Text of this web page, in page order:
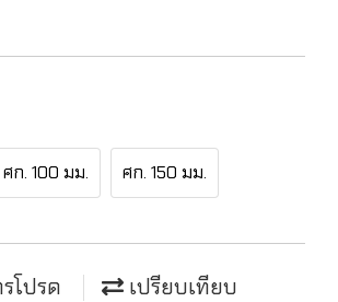
ศก. 100 มม. ศก. 150 มม.
โปรด เปรียบเทียบ